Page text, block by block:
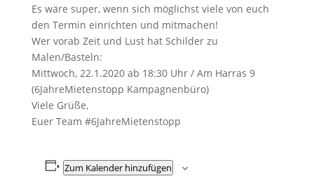
Es wäre super, wenn sich möglichst viele von euch
den Termin einrichten und mitmachen!
Wer vorab Zeit und Lust hat Schilder zu
Malen/Basteln:
Mittwoch, 22.1.2020 ab 18:30 Uhr / Am Harras 9
(6JahreMietenstopp Kampagnenbüro)
Viele Grüße,
Euer Team #6JahreMietenstopp
Zum Kalender hinzufügen